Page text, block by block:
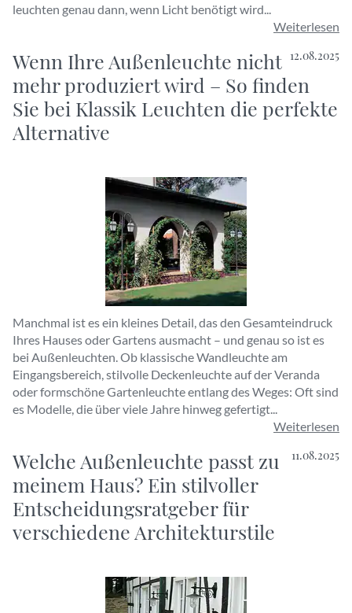
leuchten genau dann, wenn Licht benötigt wird...
Weiterlesen
12.08.2025
Wenn Ihre Außenleuchte nicht
mehr produziert wird – So finden
Sie bei Klassik Leuchten die perfekte
Alternative
Manchmal ist es ein kleines Detail, das den Gesamteindruck
Ihres Hauses oder Gartens ausmacht – und genau so ist es
bei Außenleuchten. Ob klassische Wandleuchte am
Eingangsbereich, stilvolle Deckenleuchte auf der Veranda
oder formschöne Gartenleuchte entlang des Weges: Oft sind
es Modelle, die über viele Jahre hinweg gefertigt...
Weiterlesen
11.08.2025
Welche Außenleuchte passt zu
meinem Haus? Ein stilvoller
Entscheidungsratgeber für
verschiedene Architekturstile